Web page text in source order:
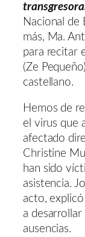
Nacional de
más, Ma.
para recitar
(Ze
castellano.
Hemos de
el virus que
afectado
Christine
han sido
asistencia.
acto,
a desarrollar
ausencias.